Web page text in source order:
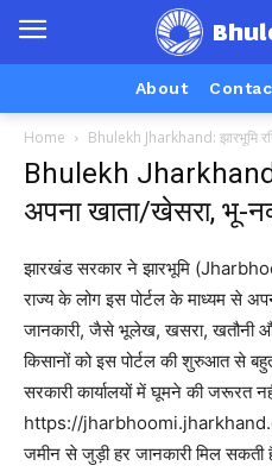
About
Home Bhulekh Jharkhand: झारभूमि
Bhulekh Jharkhand:
अपना खाता/खेसरा, भू-
झारखंड सरकार ने झारभूमि
राज्य के लोग इस पोर्टल के माध्यम से
जानकारी, जैसे भूलेख, खसरा, खतौनी
किसानों को इस पोर्टल की शुरुआत से
सरकारी कार्यालयों में घूमने की जरूरत
https://
जमीन से जुड़ी हर जानकारी मिल सकती